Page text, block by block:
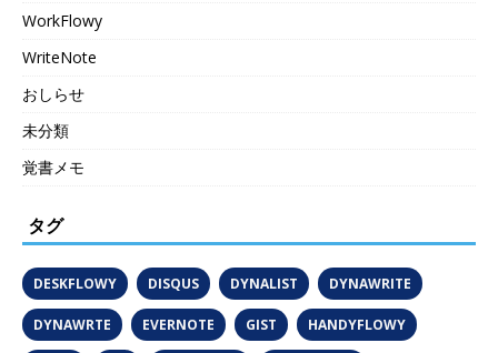
WorkFlowy
WriteNote
おしらせ
未分類
覚書メモ
タグ
DESKFLOWY DISQUS DYNALIST DYNAWRITE
DYNAWRTE EVERNOTE GIST HANDYFLOWY